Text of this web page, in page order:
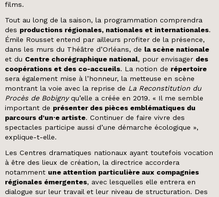
films.
Tout au long de la saison, la programmation comprendra
des productions régionales, nationales et internationales.
Émile Rousset entend par ailleurs profiter de la présence,
dans les murs du Théâtre d’Orléans, de la scène nationale
et du Centre chorégraphique national, pour envisager des
coopérations et des co-accueils. La notion de répertoire
sera également mise à l’honneur, la metteuse en scène
montrant la voie avec la reprise de La Reconstitution du
Procès de Bobignyqu’elle a créée en 2019. « Il me semble
important de présenter des pièces emblématiques du
parcours d’un·e artiste. Continuer de faire vivre des
spectacles participe aussi d’une démarche écologique »,
explique-t-elle.
Les Centres dramatiques nationaux ayant toutefois vocation
à être des lieux de création, la directrice accordera
notamment une attention particulière aux compagnies
régionales émergentes, avec lesquelles elle entrera en
dialogue sur leur travail et leur niveau de structuration. Des